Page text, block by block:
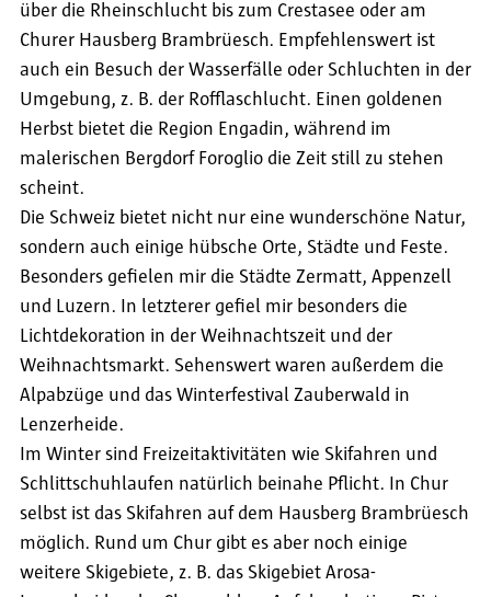
über die Rheinschlucht bis zum Crestasee oder am
Churer Hausberg Brambrüesch. Empfehlenswert ist
auch ein Besuch der Wasserfälle oder Schluchten in der
Umgebung, z. B. der Rofflaschlucht. Einen goldenen
Herbst bietet die Region Engadin, während im
malerischen Bergdorf Foroglio die Zeit still zu stehen
scheint.
Die Schweiz bietet nicht nur eine wunderschöne Natur,
sondern auch einige hübsche Orte, Städte und Feste.
Besonders gefielen mir die Städte Zermatt, Appenzell
und Luzern. In letzterer gefiel mir besonders die
Lichtdekoration in der Weihnachtszeit und der
Weihnachtsmarkt. Sehenswert waren außerdem die
Alpabzüge und das Winterfestival Zauberwald in
Lenzerheide.
Im Winter sind Freizeitaktivitäten wie Skifahren und
Schlittschuhlaufen natürlich beinahe Pflicht. In Chur
selbst ist das Skifahren auf dem Hausberg Brambrüesch
möglich. Rund um Chur gibt es aber noch einige
weitere Skigebiete, z. B. das Skigebiet Arosa-